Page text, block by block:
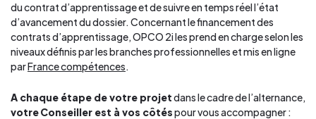
du contrat d’apprentissage et de suivre en temps réel l’état
d’avancement du dossier. Concernant le financement des
contrats d’apprentissage, OPCO 2i les prend en charge selon les
niveaux définis par les branches professionnelles et mis en ligne
parFrance compétences.
A chaque étape de votre projetdans le cadre de l’alternance,
votreConseiller est à vos côtéspour vous accompagner :